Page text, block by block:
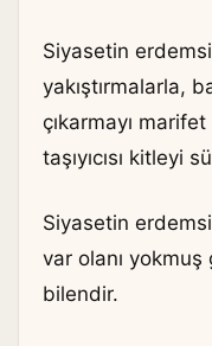
Siyasetin
yakıştırmalarla,
çıkarmayı marifet
taşıyıcısı kitleyi
Siyasetin
var olanı
bilendir.